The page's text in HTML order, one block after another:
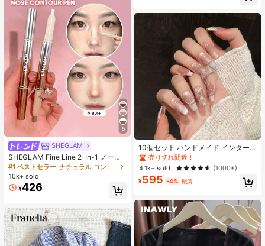
5
SHEGLAM
SHEGLAM Fine Line 2-In-1 ノーズ
コンター&ハイライトペン-Buff ノー
ズシャドウ シェーディング 女性と女
の子のためのブランドビューティー
コスメメイクアップ
#1 ベストセラー
ナチュラル コントゥア＆ブロンザー
10k+ sold
¥426
10個セット ハンドメイド インター
ネットセレブリティ優しいラインス
トーンラティスフレンチフォークフ
ァックスパールピンクキャットアイ
ボウ偽ネイル プレスオンネイル ネイ
ルサプライ ハンドメイドプレスオン
売り切れ間近！
4.1k+ sold
(1000+)
¥595 -4% 概算